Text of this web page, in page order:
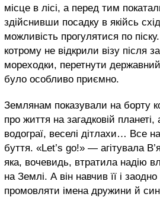
місце в лісі, а перед тим
здійснивши посадку в якійсь
можливість прогулятися по
котрому не відкрили візу після
мореходки, перетнути
було особливо приємно.
Землянам показували на борту
про життя на загадковій планеті,
водограї, веселі дітлахи… Все
буття. «Let’s go!» — агітувала
яка, вочевидь, втратила надію
на Землі. А він навчив її і
промовляти імена дружини й